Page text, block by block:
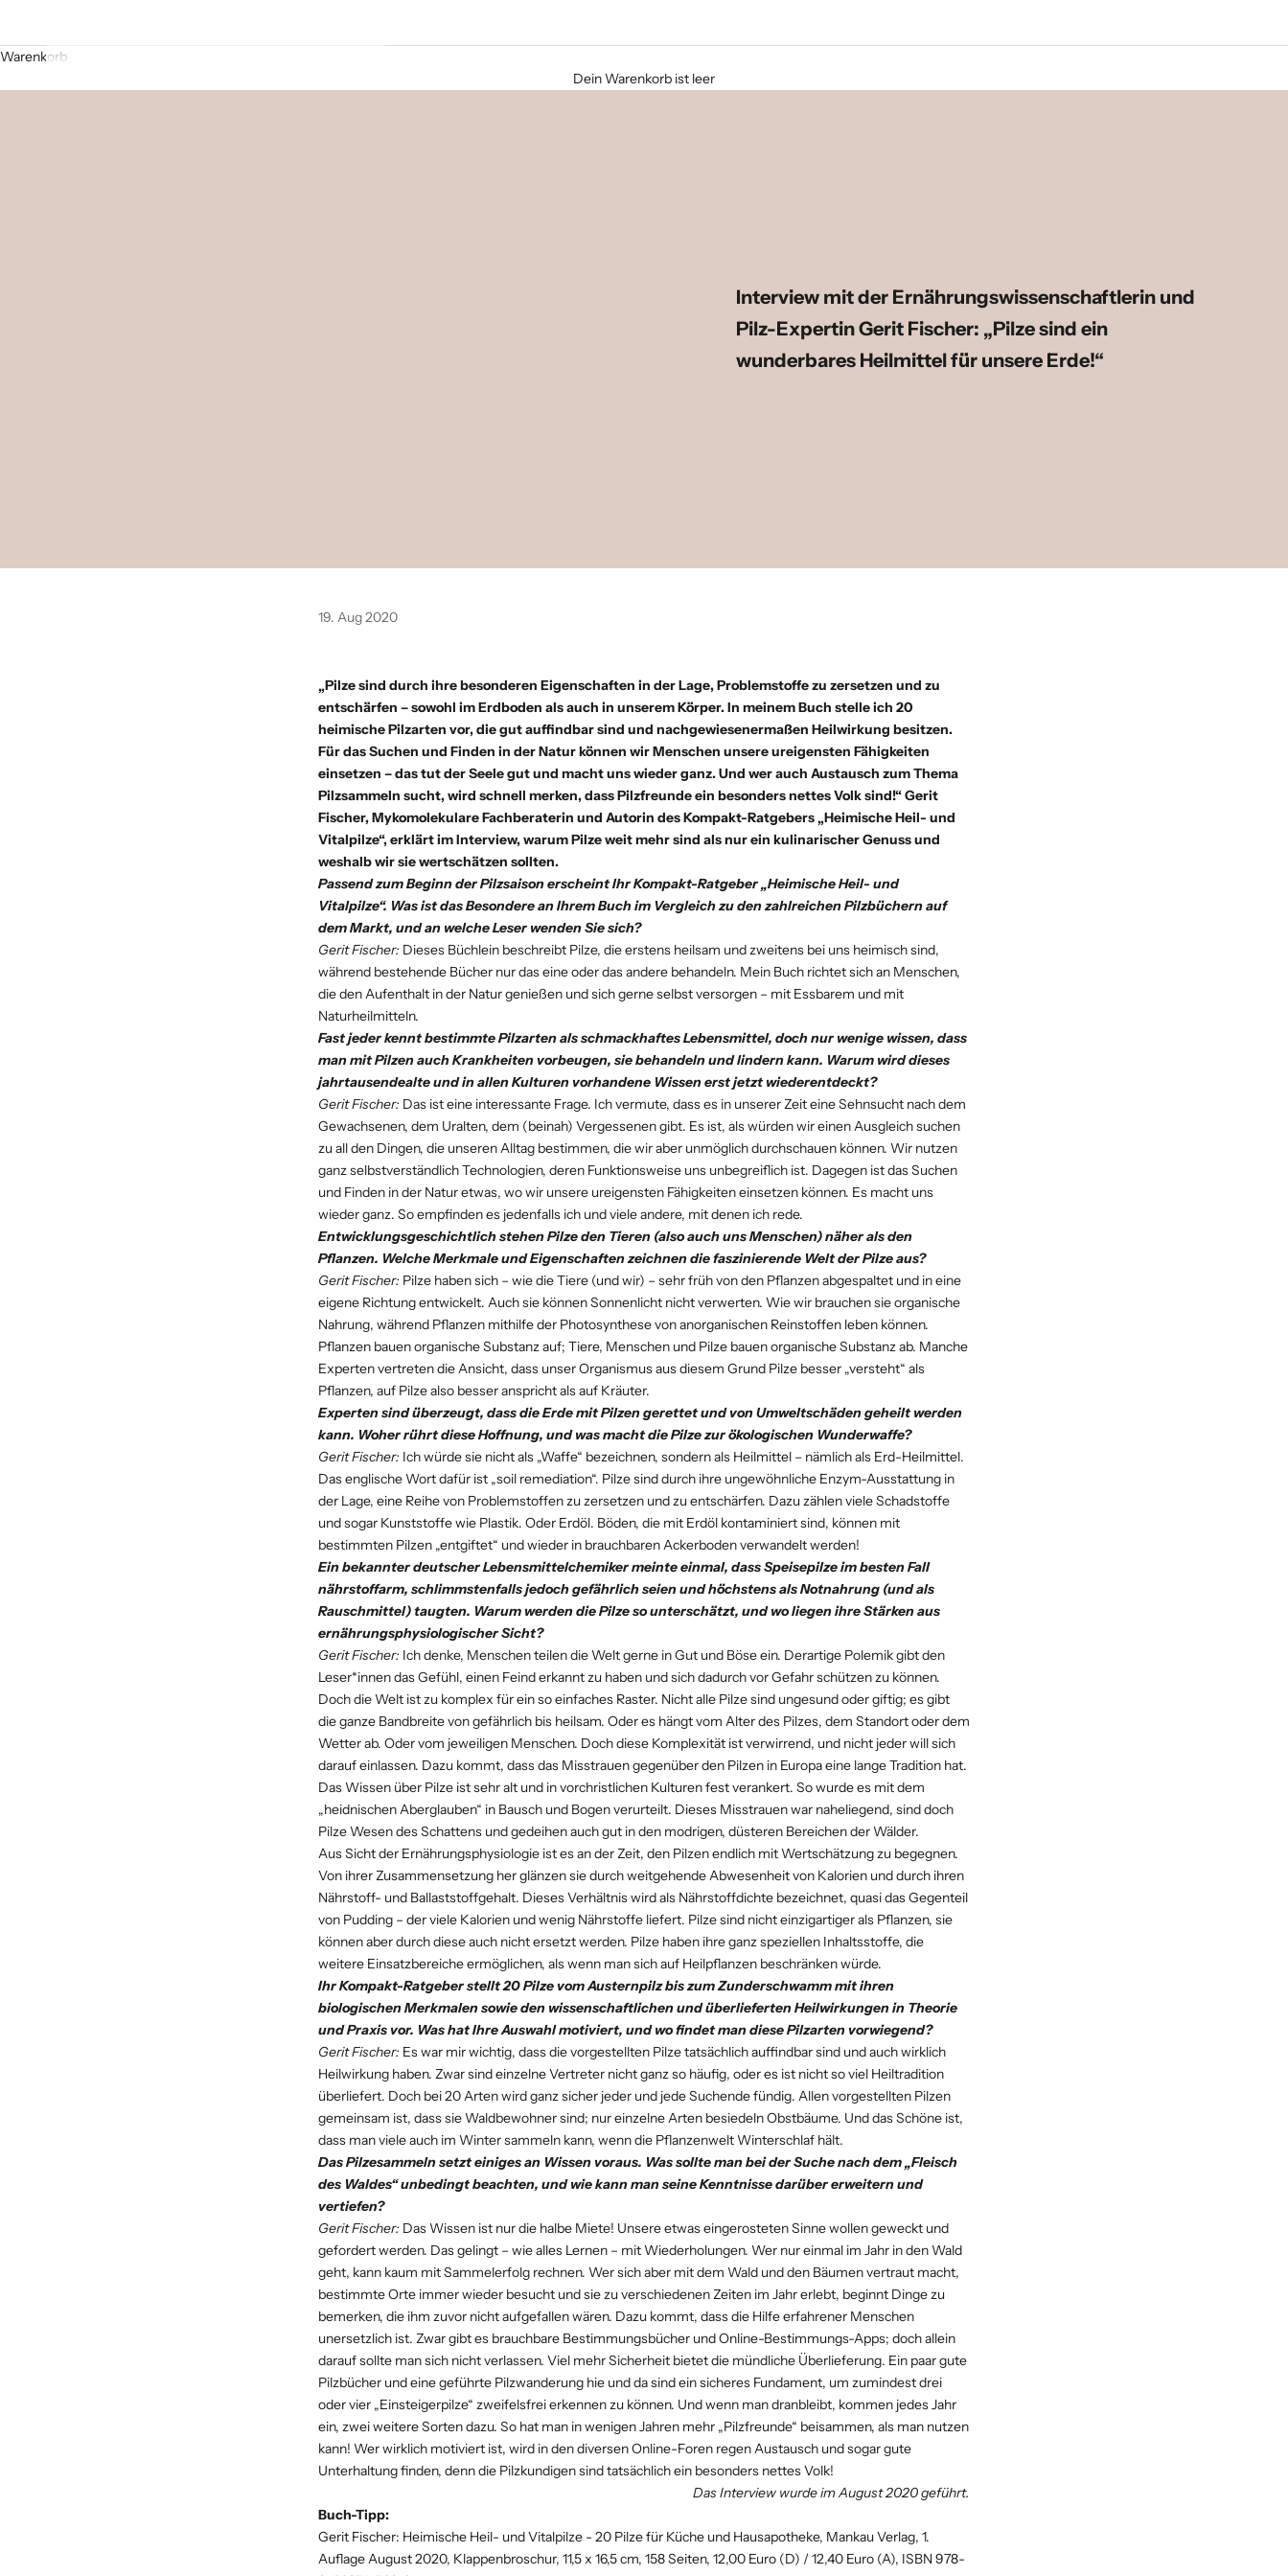
Warenkorb
Dein Warenkorb ist leer
Interview mit der Ernährungswissenschaftlerin und
Pilz-Expertin Gerit Fischer: „Pilze sind ein
wunderbares Heilmittel für unsere Erde!“
19. Aug 2020
„Pilze sind durch ihre besonderen Eigenschaften in der Lage, Problemstoffe zu zersetzen und zu
entschärfen – sowohl im Erdboden als auch in unserem Körper. In meinem Buch stelle ich 20
heimische Pilzarten vor, die gut auffindbar sind und nachgewiesenermaßen Heilwirkung besitzen.
Für das Suchen und Finden in der Natur können wir Menschen unsere ureigensten Fähigkeiten
einsetzen – das tut der Seele gut und macht uns wieder ganz. Und wer auch Austausch zum Thema
Pilzsammeln sucht, wird schnell merken, dass Pilzfreunde ein besonders nettes Volk sind!“Gerit
Fischer, Mykomolekulare Fachberaterin und Autorin desKompakt-Ratgebers „Heimische Heil- und
Vitalpilze“, erklärt im Interview, warum Pilze weit mehr sind als nur ein kulinarischer Genuss und
weshalb wir sie wertschätzen sollten.
Passend zum Beginn der Pilzsaison erscheint Ihr Kompakt-Ratgeber „Heimische Heil- und
Vitalpilze“. Was ist das Besondere an Ihrem Buch im Vergleich zu den zahlreichen Pilzbüchern auf
dem Markt, und an welche Leser wenden Sie sich?
Gerit Fischer: Dieses Büchlein beschreibt Pilze, die erstens heilsam und zweitens bei uns heimisch sind,
während bestehende Bücher nur das eine oder das andere behandeln. Mein Buch richtet sich an Menschen,
die den Aufenthalt in der Natur genießen und sich gerne selbst versorgen – mit Essbarem und mit
Naturheilmitteln.
Fast jeder kennt bestimmte Pilzarten als schmackhaftes Lebensmittel, doch nur wenige wissen, dass
man mit Pilzen auch Krankheiten vorbeugen, sie behandeln und lindern kann. Warum wird dieses
jahrtausendealte und in allen Kulturen vorhandene Wissen erst jetzt wiederentdeckt?
Gerit Fischer: Das ist eine interessante Frage. Ich vermute, dass es in unserer Zeit eine Sehnsucht nach dem
Gewachsenen, dem Uralten, dem (beinah) Vergessenen gibt. Es ist, als würden wir einen Ausgleich suchen
zu all den Dingen, die unseren Alltag bestimmen, die wir aber unmöglich durchschauen können. Wir nutzen
ganz selbstverständlich Technologien, deren Funktionsweise uns unbegreiflich ist. Dagegen ist das Suchen
und Finden in der Natur etwas, wo wir unsere ureigensten Fähigkeiten einsetzen können. Es macht uns
wieder ganz. So empfinden es jedenfalls ich und viele andere, mit denen ich rede.
Entwicklungsgeschichtlich stehen Pilze den Tieren (also auch uns Menschen) näher als den
Pflanzen. Welche Merkmale und Eigenschaften zeichnen die faszinierende Welt der Pilze aus?
Gerit Fischer: Pilze haben sich – wie die Tiere (und wir) – sehr früh von den Pflanzen abgespaltet und in eine
eigene Richtung entwickelt. Auch sie können Sonnenlicht nicht verwerten. Wie wir brauchen sie organische
Nahrung, während Pflanzen mithilfe der Photosynthese von anorganischen Reinstoffen leben können.
Pflanzen bauen organische Substanz auf; Tiere, Menschen und Pilze bauen organische Substanz ab. Manche
Experten vertreten die Ansicht, dass unser Organismus aus diesem Grund Pilze besser „versteht“ als
Pflanzen, auf Pilze also besser anspricht als auf Kräuter.
Experten sind überzeugt, dass die Erde mit Pilzen gerettet und von Umweltschäden geheilt werden
kann. Woher rührt diese Hoffnung, und was macht die Pilze zur ökologischen Wunderwaffe?
Gerit Fischer: Ich würde sie nicht als „Waffe“ bezeichnen, sondern als Heilmittel – nämlich als Erd-Heilmittel.
Das englische Wort dafür ist „soil remediation“. Pilze sind durch ihre ungewöhnliche Enzym-Ausstattung in
der Lage, eine Reihe von Problemstoffen zu zersetzen und zu entschärfen. Dazu zählen viele Schadstoffe
und sogar Kunststoffe wie Plastik. Oder Erdöl. Böden, die mit Erdöl kontaminiert sind, können mit
bestimmten Pilzen „entgiftet“ und wieder in brauchbaren Ackerboden verwandelt werden!
Ein bekannter deutscher Lebensmittelchemiker meinte einmal, dass Speisepilze im besten Fall
nährstoffarm, schlimmstenfalls jedoch gefährlich seien und höchstens als Notnahrung (und als
Rauschmittel) taugten. Warum werden die Pilze so unterschätzt, und wo liegen ihre Stärken aus
ernährungsphysiologischer Sicht?
Gerit Fischer: Ich denke, Menschen teilen die Welt gerne in Gut und Böse ein. Derartige Polemik gibt den
Leser*innen das Gefühl, einen Feind erkannt zu haben und sich dadurch vor Gefahr schützen zu können.
Doch die Welt ist zu komplex für ein so einfaches Raster. Nicht alle Pilze sind ungesund oder giftig; es gibt
die ganze Bandbreite von gefährlich bis heilsam. Oder es hängt vom Alter des Pilzes, dem Standort oder dem
Wetter ab. Oder vom jeweiligen Menschen. Doch diese Komplexität ist verwirrend, und nicht jeder will sich
darauf einlassen. Dazu kommt, dass das Misstrauen gegenüber den Pilzen in Europa eine lange Tradition hat.
Das Wissen über Pilze ist sehr alt und in vorchristlichen Kulturen fest verankert. So wurde es mit dem
„heidnischen Aberglauben“ in Bausch und Bogen verurteilt. Dieses Misstrauen war naheliegend, sind doch
Pilze Wesen des Schattens und gedeihen auch gut in den modrigen, düsteren Bereichen der Wälder.
Aus Sicht der Ernährungsphysiologie ist es an der Zeit, den Pilzen endlich mit Wertschätzung zu begegnen.
Von ihrer Zusammensetzung her glänzen sie durch weitgehende Abwesenheit von Kalorien und durch ihren
Nährstoff- und Ballaststoffgehalt. Dieses Verhältnis wird als Nährstoffdichte bezeichnet, quasi das Gegenteil
von Pudding – der viele Kalorien und wenig Nährstoffe liefert. Pilze sind nicht einzigartiger als Pflanzen, sie
können aber durch diese auch nicht ersetzt werden. Pilze haben ihre ganz speziellen Inhaltsstoffe, die
weitere Einsatzbereiche ermöglichen, als wenn man sich auf Heilpflanzen beschränken würde.
Ihr Kompakt-Ratgeber stellt 20 Pilze vom Austernpilz bis zum Zunderschwamm mit ihren
biologischen Merkmalen sowie den wissenschaftlichen und überlieferten Heilwirkungen in Theorie
und Praxis vor. Was hat Ihre Auswahl motiviert, und wo findet man diese Pilzarten vorwiegend?
Gerit Fischer: Es war mir wichtig, dass die vorgestellten Pilze tatsächlich auffindbar sind und auch wirklich
Heilwirkung haben. Zwar sind einzelne Vertreter nicht ganz so häufig, oder es ist nicht so viel Heiltradition
überliefert. Doch bei 20 Arten wird ganz sicher jeder und jede Suchende fündig. Allen vorgestellten Pilzen
gemeinsam ist, dass sie Waldbewohner sind; nur einzelne Arten besiedeln Obstbäume. Und das Schöne ist,
dass man viele auch im Winter sammeln kann, wenn die Pflanzenwelt Winterschlaf hält.
Das Pilzesammeln setzt einiges an Wissen voraus. Was sollte man bei der Suche nach dem „Fleisch
des Waldes“ unbedingt beachten, und wie kann man seine Kenntnisse darüber erweitern und
vertiefen?
Gerit Fischer: Das Wissen ist nur die halbe Miete! Unsere etwas eingerosteten Sinne wollen geweckt und
gefordert werden. Das gelingt – wie alles Lernen – mit Wiederholungen. Wer nur einmal im Jahr in den Wald
geht, kann kaum mit Sammelerfolg rechnen. Wer sich aber mit dem Wald und den Bäumen vertraut macht,
bestimmte Orte immer wieder besucht und sie zu verschiedenen Zeiten im Jahr erlebt, beginnt Dinge zu
bemerken, die ihm zuvor nicht aufgefallen wären. Dazu kommt, dass die Hilfe erfahrener Menschen
unersetzlich ist. Zwar gibt es brauchbare Bestimmungsbücher und Online-Bestimmungs-Apps; doch allein
darauf sollte man sich nicht verlassen. Viel mehr Sicherheit bietet die mündliche Überlieferung. Ein paar gute
Pilzbücher und eine geführte Pilzwanderung hie und da sind ein sicheres Fundament, um zumindest drei
oder vier „Einsteigerpilze“ zweifelsfrei erkennen zu können. Und wenn man dranbleibt, kommen jedes Jahr
ein, zwei weitere Sorten dazu. So hat man in wenigen Jahren mehr „Pilzfreunde“ beisammen, als man nutzen
kann! Wer wirklich motiviert ist, wird in den diversen Online-Foren regen Austausch und sogar gute
Unterhaltung finden, denn die Pilzkundigen sind tatsächlich ein besonders nettes Volk!
Das Interview wurde im August 2020 geführt.
Buch-Tipp:
Gerit Fischer: Heimische Heil- und Vitalpilze - 20 Pilze für Küche und Hausapotheke, Mankau Verlag, 1.
Auflage August 2020, Klappenbroschur, 11,5 x 16,5 cm, 158 Seiten, 12,00 Euro (D) / 12,40 Euro (A), ISBN 978-